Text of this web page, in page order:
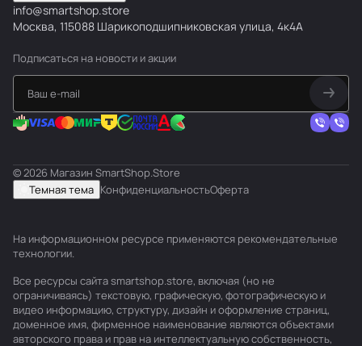
info@smartshop.store
Москва, 115088 Шарикоподшипниковская улица, 4к4А
Подписаться на новости и акции
© 2026 Магазин SmartShop.Store
Темная тема КонфиденциальностьОферта
На информационном ресурсе применяются рекомендательные
технологии.
Все ресурсы сайта smartshop.store, включая (но не
ограничиваясь) текстовую, графическую, фотографическую и
видео информацию, структуру, дизайн и оформление страниц,
доменное имя, фирменное наименование являются объектами
авторского права и прав на интеллектуальную собственность,